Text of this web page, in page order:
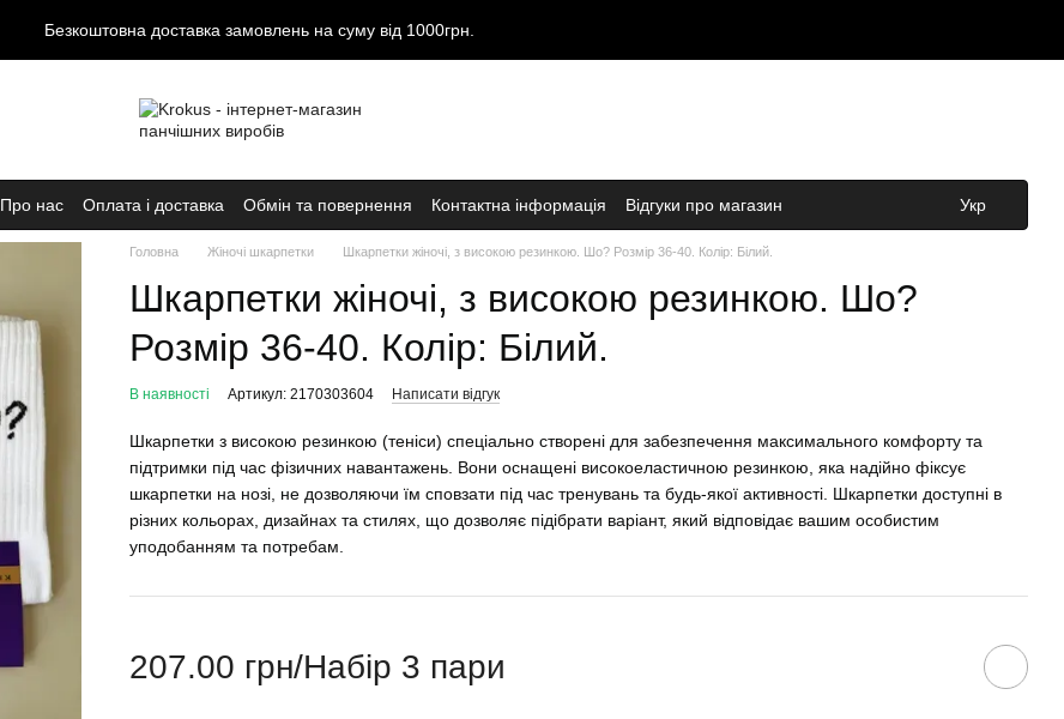
Безкоштовна доставка замовлень на суму від 1000грн.
Про нас Оплата і доставка Обмін та повернення Контактна інформація Відгуки про магазин Укр
Головна Жіночі шкарпетки Шкарпетки жіночі, з високою резинкою. Шо? Розмір 36-40. Колір: Білий.
Шкарпетки жіночі, з високою резинкою. Шо?
Розмір 36-40. Колір: Білий.
В наявності Артикул: 2170303604 Написати відгук
Шкарпетки з високою резинкою (теніси) спеціально створені для забезпечення максимального комфорту та
підтримки під час фізичних навантажень. Вони оснащені високоеластичною резинкою, яка надійно фіксує
шкарпетки на нозі, не дозволяючи їм сповзати під час тренувань та будь-якої активності. Шкарпетки доступні в
різних кольорах, дизайнах та стилях, що дозволяє підібрати варіант, який відповідає вашим особистим
уподобанням та потребам.
207.00 грн/Набір 3 пари